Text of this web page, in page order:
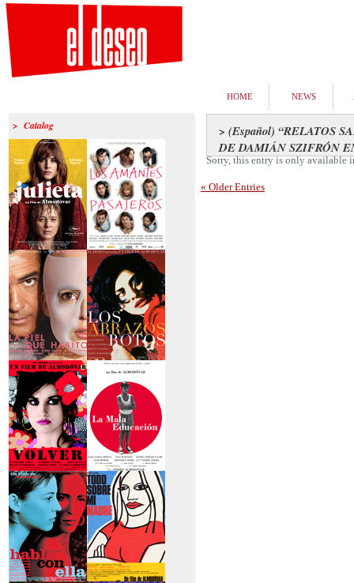
HOME NEWS
> Catalog
>Julieta
>Los amantes
pasajeros
>La piel que habito >Los abrazos rotos
>Volver >La mala educación
> (Español) “RELATOS
DE DAMIÁN SZIFRÓN
Sorry, this entry is only available
« Older Entries